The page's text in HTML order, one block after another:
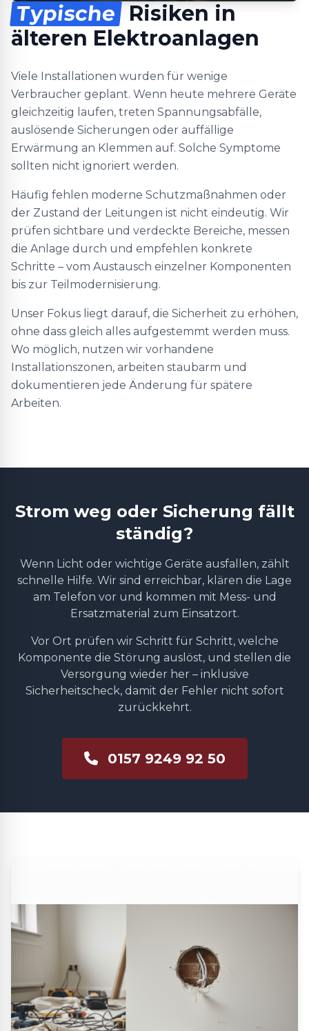
Typische
Risiken in
älteren Elektroanlagen
Viele Installationen wurden für wenige
Verbraucher geplant. Wenn heute mehrere Geräte
gleichzeitig laufen, treten Spannungsabfälle,
auslösende Sicherungen oder auffällige
Erwärmung an Klemmen auf. Solche Symptome
sollten nicht ignoriert werden.
Häufig fehlen moderne Schutzmaßnahmen oder
der Zustand der Leitungen ist nicht eindeutig. Wir
prüfen sichtbare und verdeckte Bereiche, messen
die Anlage durch und empfehlen konkrete
Schritte – vom Austausch einzelner Komponenten
bis zur Teilmodernisierung.
Unser Fokus liegt darauf, die Sicherheit zu erhöhen,
ohne dass gleich alles aufgestemmt werden muss.
Wo möglich, nutzen wir vorhandene
Installationszonen, arbeiten staubarm und
dokumentieren jede Änderung für spätere
Arbeiten.
Strom weg oder Sicherung fällt
ständig?
Wenn Licht oder wichtige Geräte ausfallen, zählt
schnelle Hilfe. Wir sind erreichbar, klären die Lage
am Telefon vor und kommen mit Mess- und
Ersatzmaterial zum Einsatzort.
Vor Ort prüfen wir Schritt für Schritt, welche
Komponente die Störung auslöst, und stellen die
Versorgung wieder her – inklusive
Sicherheitscheck, damit der Fehler nicht sofort
zurückkehrt.
0157 9249 92 50